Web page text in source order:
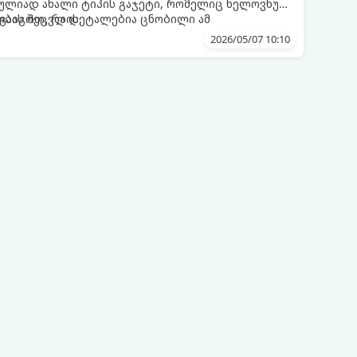
ახალი ტიპის გაჯეტი, რომელიც ხელოვნურ
შეცვლის.რა დეტალებია ცნობილი ამ
2026/05/07 10:10